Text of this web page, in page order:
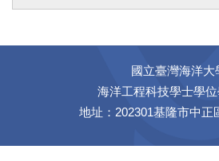
國立臺灣海洋大
海洋工程科技學士學
地址：202301基隆市中正